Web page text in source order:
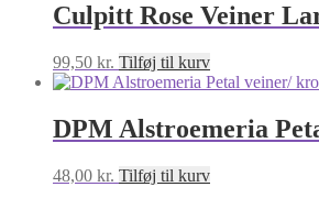
Culpitt Rose Veiner
99,50 kr. Tilføj til kurv
DPM Alstroemeria
48,00 kr. Tilføj til kurv